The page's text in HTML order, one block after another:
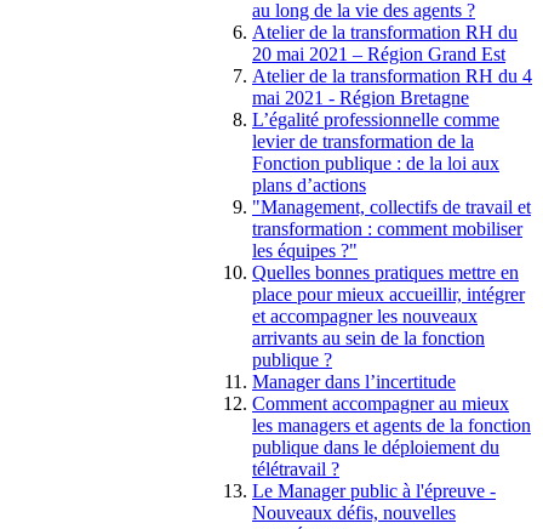
au long de la vie des agents ?
Atelier de la transformation RH du
20 mai 2021 – Région Grand Est
Atelier de la transformation RH du 4
mai 2021 - Région Bretagne
L’égalité professionnelle comme
levier de transformation de la
Fonction publique : de la loi aux
plans d’actions
"Management, collectifs de travail et
transformation : comment mobiliser
les équipes ?"
Quelles bonnes pratiques mettre en
place pour mieux accueillir, intégrer
et accompagner les nouveaux
arrivants au sein de la fonction
publique ?
Manager dans l’incertitude
Comment accompagner au mieux
les managers et agents de la fonction
publique dans le déploiement du
télétravail ?
Le Manager public à l'épreuve -
Nouveaux défis, nouvelles